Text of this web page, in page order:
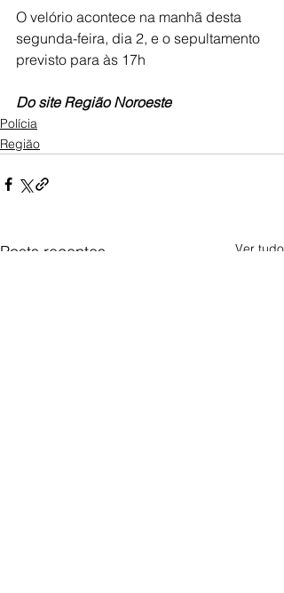
O velório acontece na manhã desta
segunda-feira, dia 2, e o sepultamento
previsto para às 17h
Do site Região Noroeste
Polícia
Região
Posts recentes Ver tudo